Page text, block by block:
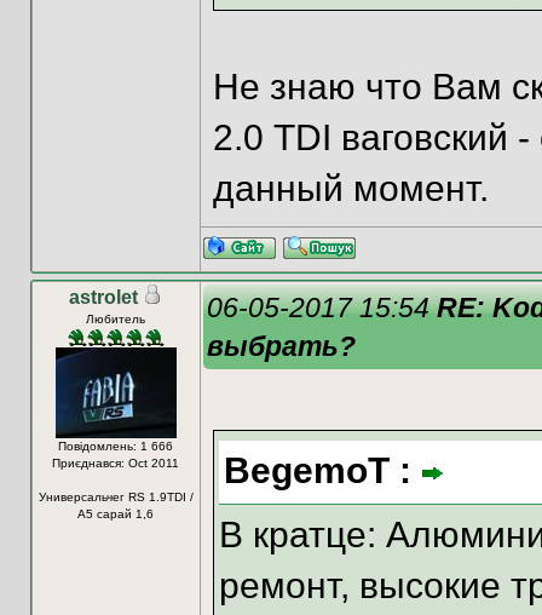
Не знаю что Вам
2.0 TDI ваговский
данный момент.
astrolet
Любитель
Повідомлень: 1 666
Приєднався: Oct 2011
Универсальчег RS 1.9TDI /
A5 сарай 1,6
06-05-2017 15:54RE:
выбрать?
BegemoT :
В кратце:
ремонт, высокие